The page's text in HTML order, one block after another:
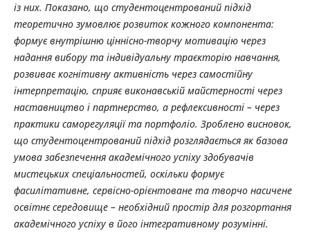
із них. Показано, що студентоцентрований підхід
теоретично зумовлює розвиток кожного компонента:
формує внутрішню ціннісно-творчу мотивацію через
надання вибору та індивідуальну траєкторію навчання,
розвиває когнітивну активність через самостійну
інтерпретацію, сприяє виконавській майстерності через
наставництво і партнерство, а рефлексивності – через
практики саморегуляції та портфоліо. Зроблено висновок,
що студентоцентрований підхід розглядається як базова
умова забезпечення академічного успіху здобувачів
мистецьких спеціальностей, оскільки формує
фасилітативне, сервісно-орієнтоване та творчо насичене
освітнє середовище – необхідний простір для розгортання
академічного успіху в його інтегративному розумінні.